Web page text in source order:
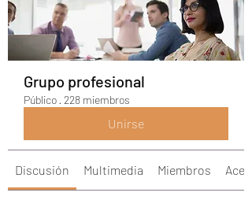
Grupo profesional
Público · 228 miembros
Unirse
Discusión Multimedia Miembros